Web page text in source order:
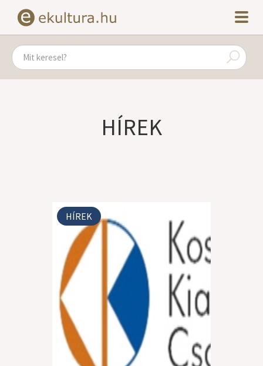
HÍREK
HÍREK